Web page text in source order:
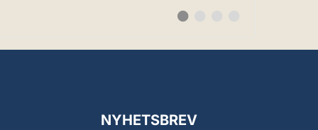
Bytt
testimonial
testimonial
testimonial
testimonial
NYHETSBREV